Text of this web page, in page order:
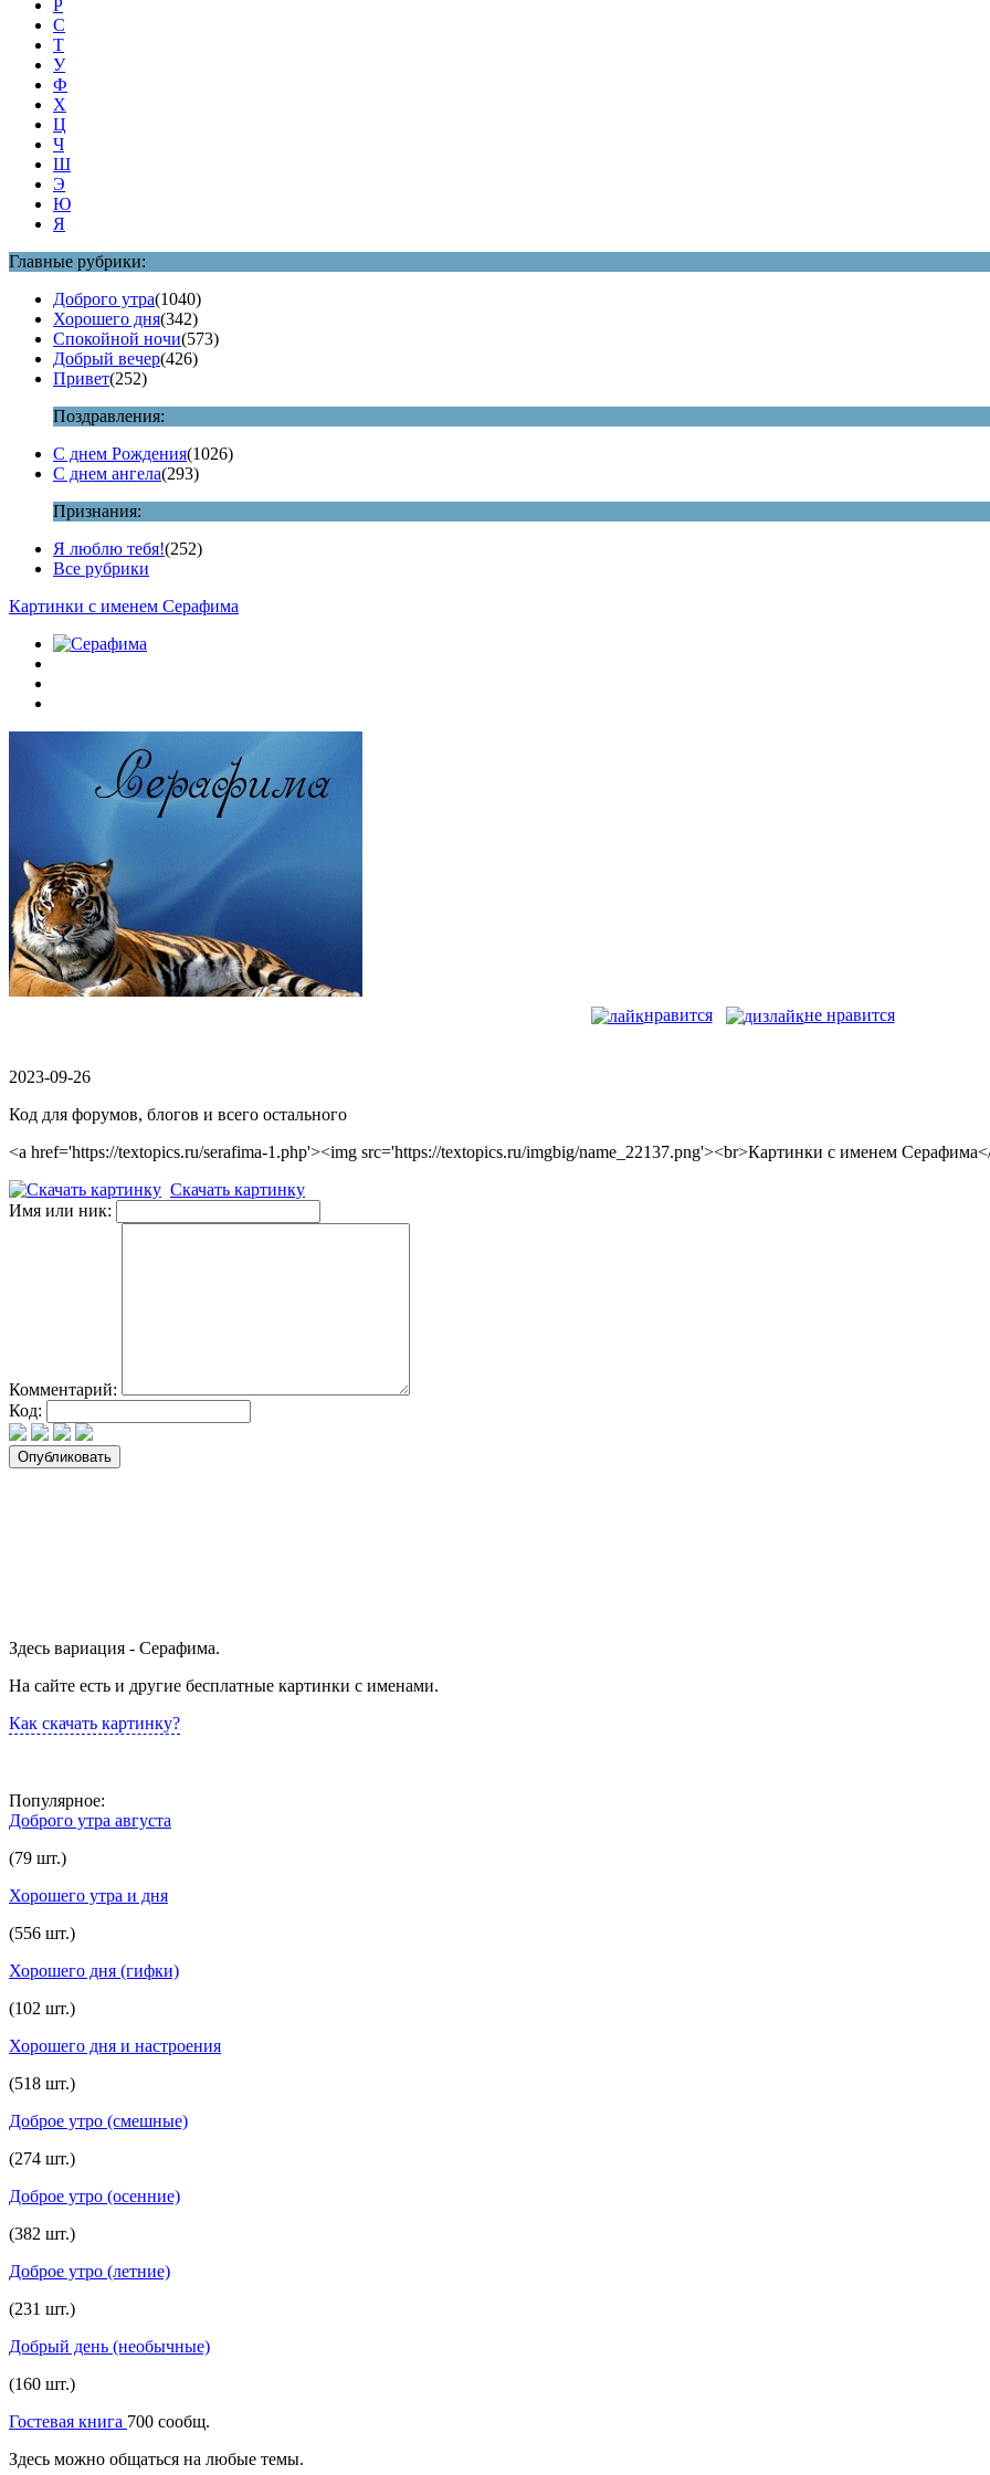
Р
С
Т
У
Ф
Х
Ц
Ч
Ш
Э
Ю
Я
Главные рубрики:
Доброго утра(1040)
Хорошего дня(342)
Спокойной ночи(573)
Добрый вечер(426)
Привет(252)
Поздравления:
С днем Рождения(1026)
С днем ангела(293)
Признания:
Я люблю тебя!(252)
Все рубрики
Картинки с именем Серафима
нравится не нравится
2023-09-26
Код для форумов, блогов и всего остального
<a href='https://textopics.ru/serafima-1.php'><img src='https://textopics.ru/imgbig/name_22137.png'><br>Картинки с именем
Скачать картинку
Имя или ник:
Комментарий:
Код:
Здесь вариация - Серафима.
На сайте есть и другие бесплатные картинки с именами.
Как скачать картинку?
Популярное:
Доброго утра августа
(79 шт.)
Хорошего утра и дня
(556 шт.)
Хорошего дня (гифки)
(102 шт.)
Хорошего дня и настроения
(518 шт.)
Доброе утро (смешные)
(274 шт.)
Доброе утро (осенние)
(382 шт.)
Доброе утро (летние)
(231 шт.)
Добрый день (необычные)
(160 шт.)
Гостевая книга 700 сообщ.
Здесь можно общаться на любые темы.